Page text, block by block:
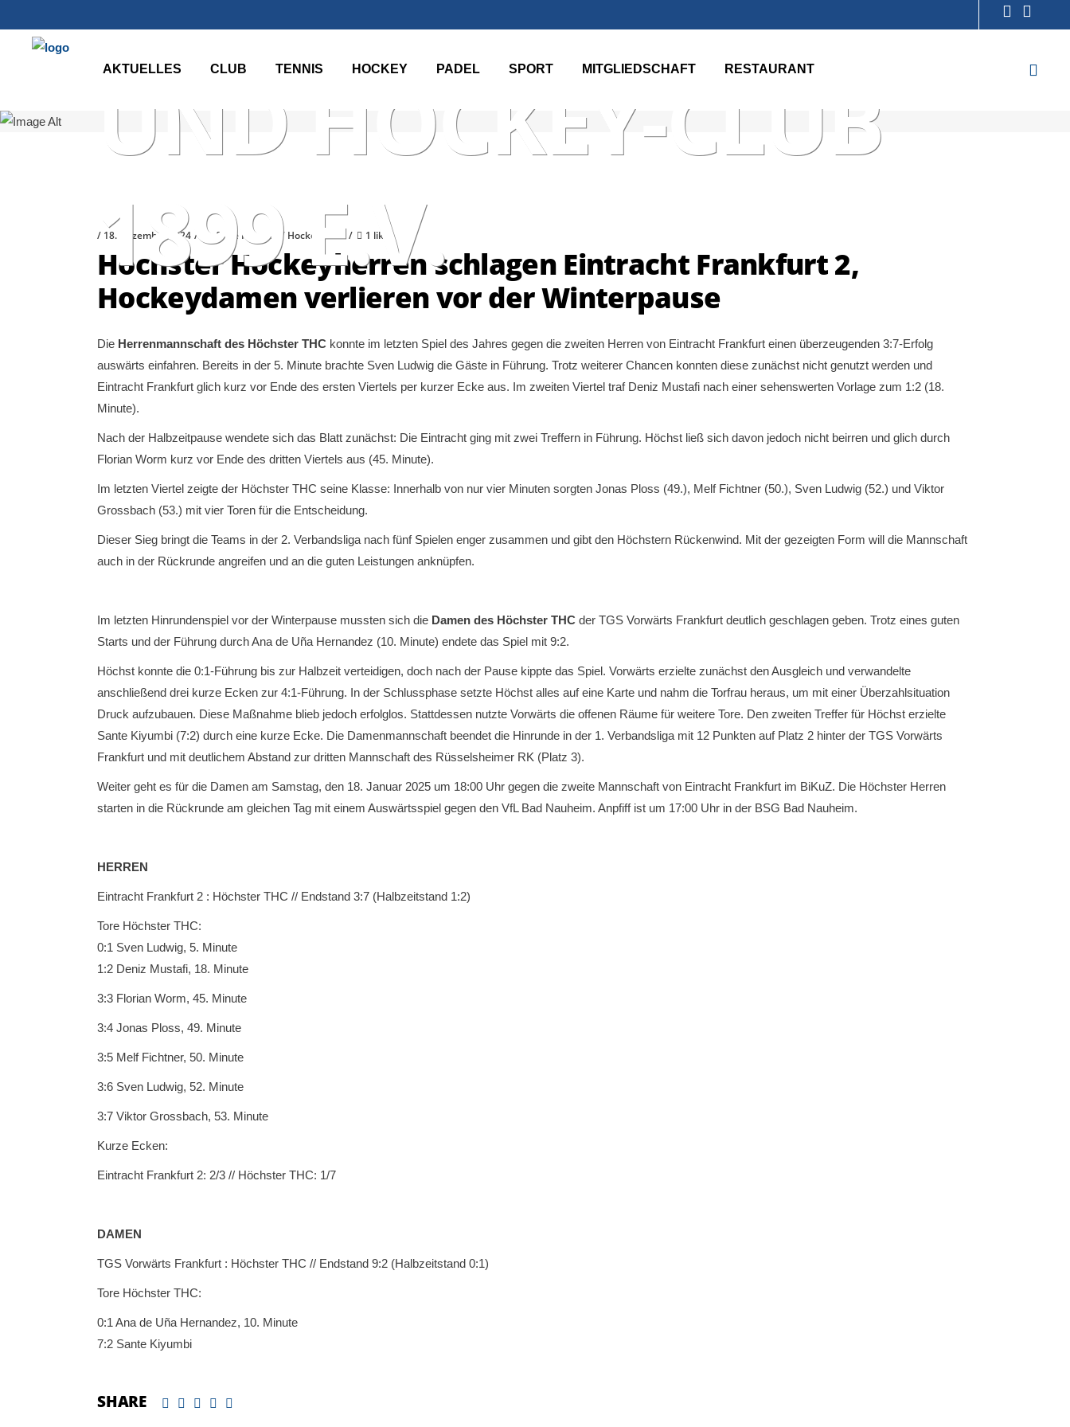
AKTUELLES CLUB TENNIS HOCKEY PADEL SPORT MITGLIEDSCHAFT RESTAURANT
UND HOCKEY-CLUB
1899 E.V.
18. Dezember 2024 Stefanie Franzke Hockeynews 1 likes
Höchster Hockeyherren schlagen Eintracht Frankfurt 2,
Hockeydamen verlieren vor der Winterpause
Die Herrenmannschaft des Höchster THC konnte im letzten Spiel des Jahres gegen die zweiten Herren von Eintracht Frankfurt einen überzeugenden 3:7-Erfolg
auswärts einfahren. Bereits in der 5. Minute brachte Sven Ludwig die Gäste in Führung. Trotz weiterer Chancen konnten diese zunächst nicht genutzt werden und
Eintracht Frankfurt glich kurz vor Ende des ersten Viertels per kurzer Ecke aus. Im zweiten Viertel traf Deniz Mustafi nach einer sehenswerten Vorlage zum 1:2 (18.
Minute).
Nach der Halbzeitpause wendete sich das Blatt zunächst: Die Eintracht ging mit zwei Treffern in Führung. Höchst ließ sich davon jedoch nicht beirren und glich durch
Florian Worm kurz vor Ende des dritten Viertels aus (45. Minute).
Im letzten Viertel zeigte der Höchster THC seine Klasse: Innerhalb von nur vier Minuten sorgten Jonas Ploss (49.), Melf Fichtner (50.), Sven Ludwig (52.) und Viktor
Grossbach (53.) mit vier Toren für die Entscheidung.
Dieser Sieg bringt die Teams in der 2. Verbandsliga nach fünf Spielen enger zusammen und gibt den Höchstern Rückenwind. Mit der gezeigten Form will die Mannschaft
auch in der Rückrunde angreifen und an die guten Leistungen anknüpfen.
Im letzten Hinrundenspiel vor der Winterpause mussten sich die Damen des Höchster THC der TGS Vorwärts Frankfurt deutlich geschlagen geben. Trotz eines guten
Starts und der Führung durch Ana de Uña Hernandez (10. Minute) endete das Spiel mit 9:2.
Höchst konnte die 0:1-Führung bis zur Halbzeit verteidigen, doch nach der Pause kippte das Spiel. Vorwärts erzielte zunächst den Ausgleich und verwandelte
anschließend drei kurze Ecken zur 4:1-Führung. In der Schlussphase setzte Höchst alles auf eine Karte und nahm die Torfrau heraus, um mit einer Überzahlsituation
Druck aufzubauen. Diese Maßnahme blieb jedoch erfolglos. Stattdessen nutzte Vorwärts die offenen Räume für weitere Tore. Den zweiten Treffer für Höchst erzielte
Sante Kiyumbi (7:2) durch eine kurze Ecke. Die Damenmannschaft beendet die Hinrunde in der 1. Verbandsliga mit 12 Punkten auf Platz 2 hinter der TGS Vorwärts
Frankfurt und mit deutlichem Abstand zur dritten Mannschaft des Rüsselsheimer RK (Platz 3).
Weiter geht es für die Damen am Samstag, den 18. Januar 2025 um 18:00 Uhr gegen die zweite Mannschaft von Eintracht Frankfurt im BiKuZ. Die Höchster Herren
starten in die Rückrunde am gleichen Tag mit einem Auswärtsspiel gegen den VfL Bad Nauheim. Anpfiff ist um 17:00 Uhr in der BSG Bad Nauheim.
HERREN
Eintracht Frankfurt 2 : Höchster THC // Endstand 3:7 (Halbzeitstand 1:2)
Tore Höchster THC:
0:1 Sven Ludwig, 5. Minute
1:2 Deniz Mustafi, 18. Minute
3:3 Florian Worm, 45. Minute
3:4 Jonas Ploss, 49. Minute
3:5 Melf Fichtner, 50. Minute
3:6 Sven Ludwig, 52. Minute
3:7 Viktor Grossbach, 53. Minute
Kurze Ecken:
Eintracht Frankfurt 2: 2/3 // Höchster THC: 1/7
DAMEN
TGS Vorwärts Frankfurt : Höchster THC // Endstand 9:2 (Halbzeitstand 0:1)
Tore Höchster THC:
0:1 Ana de Uña Hernandez, 10. Minute
7:2 Sante Kiyumbi
SHARE